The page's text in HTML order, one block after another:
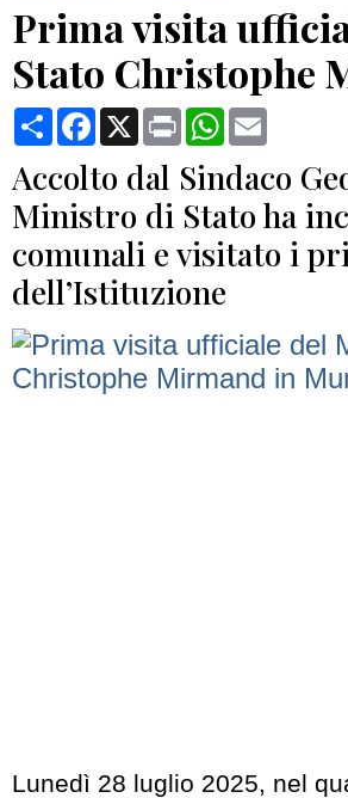
Prima visita
Stato Christophe
CondividiFacebook
X Print WhatsApp
Accolto dal Sindaco
Ministro di Stato ha
comunali e visitato i
dell’Istituzione
Lunedì 28 luglio 2025, nel